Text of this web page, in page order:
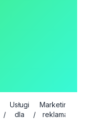
/
Usługi
dla
/
Marketing,
reklama i